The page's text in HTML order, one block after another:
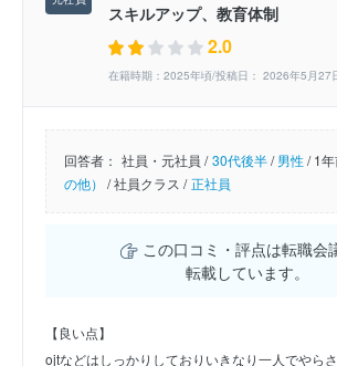
スキルアップ、教育体制
2.0
在籍時期：2025年頃/投稿日： 2026年5月27
回答者： 社員・元社員 / 30代後半/男性/1
の他） /社員クラス / 正社員
この口コミ・評点は転職会
転載しています。
【良い点】
ojtなどはしっかりしておりいきなり一人でやら